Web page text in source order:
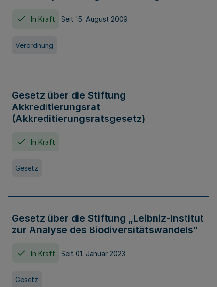
In Kraft Seit 15. August 2009
Verordnung
Gesetz über die Stiftung
Akkreditierungsrat
(Akkreditierungsratsgesetz)
In Kraft
Gesetz
Gesetz über die Stiftung „Leibniz-Institut
zur Analyse des Biodiversitätswandels“
In Kraft Seit 01. Januar 2023
Gesetz